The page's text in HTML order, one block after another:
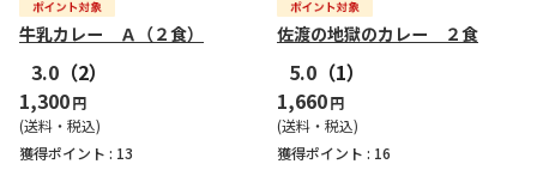
牛乳カレー Ａ（２食）
3.0 （2）
1,300円
(送料・税込)
獲得ポイント : 13
佐渡の地獄のカレー ２食
5.0 （1）
1,660円
(送料・税込)
獲得ポイント : 16